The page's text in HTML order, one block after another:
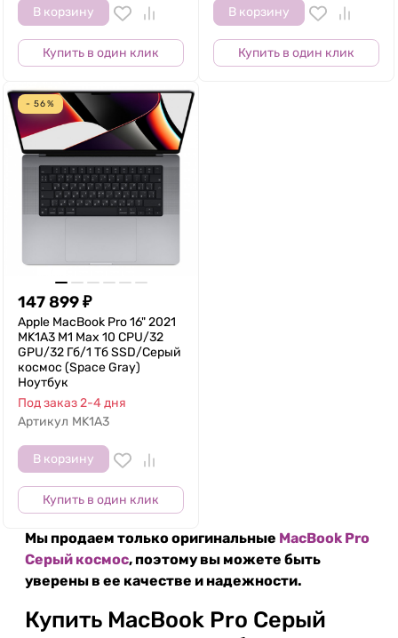
В корзину
Купить в один клик
В корзину
Купить в один клик
- 56%
147 899₽
Apple MacBook Pro 16" 2021
MK1A3 M1 Max 10 CPU/32
GPU/32 Гб/1 Тб SSD/Серый
космос (Space Gray)
Ноутбук
Под заказ 2-4 дня
Артикул MK1A3
В корзину
Купить в один клик
Мы продаем только оригинальные MacBook Pro
Серый космос, поэтому вы можете быть
уверены в ее качестве и надежности.
Купить MacBook Pro Серый